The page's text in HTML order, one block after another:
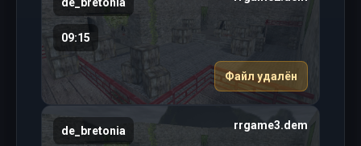
09:15
Файл удалён
rrgame3.dem
de_bretonia